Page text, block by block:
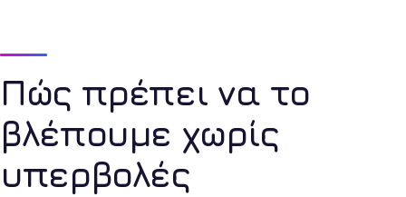
Πώς πρέπει να το
βλέπουμε χωρίς
υπερβολές